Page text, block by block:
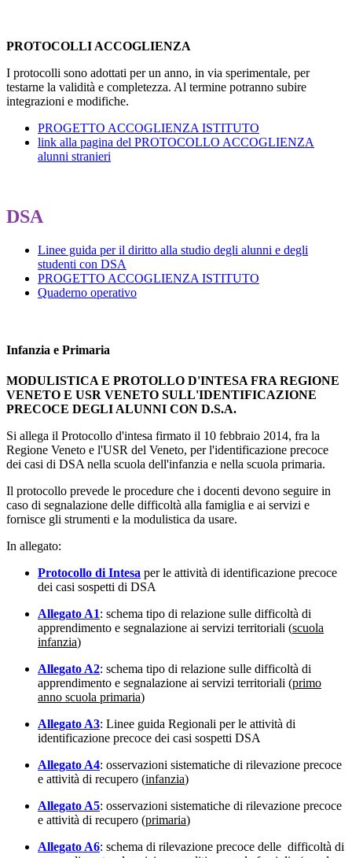
PROTOCOLLI ACCOGLIENZA
I protocolli sono adottati per un anno, in via sperimentale, per
testarne la validità e completezza. Al termine potranno subire
integrazioni e modifiche.
PROGETTO ACCOGLIENZA ISTITUTO
link alla pagina del PROTOCOLLO ACCOGLIENZA
alunni stranieri
DSA
Linee guida per il diritto alla studio degli alunni e degli
studenti con DSA
PROGETTO ACCOGLIENZA ISTITUTO
Quaderno operativo
Infanzia e Primaria
MODULISTICA E PROTOLLO D'INTESA FRA REGIONE
VENETO E USR VENETO SULL'IDENTIFICAZIONE
PRECOCE DEGLI ALUNNI CON D.S.A.
Si allega il Protocollo d'intesa firmato il 10 febbraio 2014, fra la
Regione Veneto e l'USR del Veneto, per l'identificazione precoce
dei casi di DSA nella scuola dell'infanzia e nella scuola primaria.
Il protocollo prevede le procedure che i docenti devono seguire in
caso di segnalazione delle difficoltà alla famiglia e ai servizi e
fornisce gli strumenti e la modulistica da usare.
In allegato:
Protocollo di Intesa per le attività di identificazione precoce
dei casi sospetti di DSA
Allegato A1: schema tipo di relazione sulle difficoltà di
apprendimento e segnalazione ai servizi territoriali (scuola
infanzia)
Allegato A2: schema tipo di relazione sulle difficoltà di
apprendimento e segnalazione ai servizi territoriali (primo
anno scuola primaria)
Allegato A3: Linee guida Regionali per le attività di
identificazione precoce dei casi sospetti DSA
Allegato A4: osservazioni sistematiche di rilevazione precoce
e attività di recupero (infanzia)
Allegato A5: osservazioni sistematiche di rilevazione precoce
e attività di recupero (primaria)
Allegato A6: schema di rilevazione precoce delle difficoltà di